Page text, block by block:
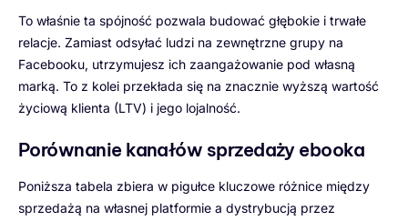
To właśnie ta spójność pozwala budować głębokie i trwałe
relacje. Zamiast odsyłać ludzi na zewnętrzne grupy na
Facebooku, utrzymujesz ich zaangażowanie pod własną
marką. To z kolei przekłada się na znacznie wyższą wartość
życiową klienta (LTV) i jego lojalność.
Porównanie kanałów sprzedaży ebooka
Poniższa tabela zbiera w pigułce kluczowe różnice między
sprzedażą na własnej platformie a dystrybucją przez